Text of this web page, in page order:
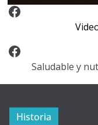
Video Arroz Fortificado
Facebook
Saludable y
Historia